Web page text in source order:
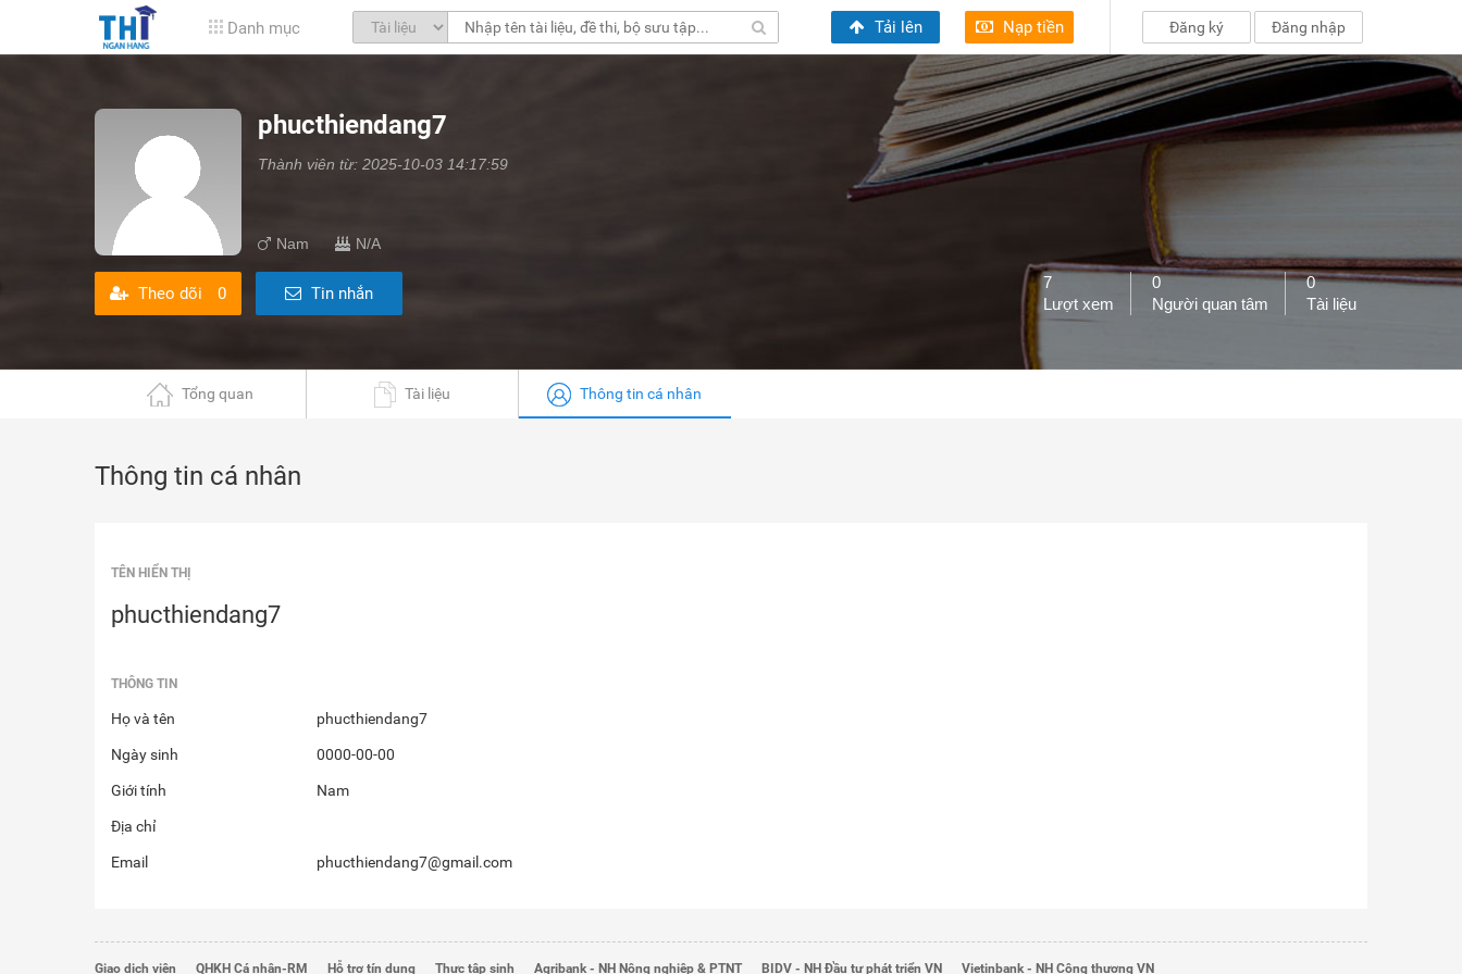
Danh mục Tải lên Nạp tiền Đăng ký Đăng nhập
phucthiendang7
Thành viên từ: 2025-10-03 14:17:59
Nam N/A
Theo dõi 0 Tin nhắn
7
Lượt xem
0
Người quan tâm
0
Tài liệu
Tổng quan Tài liệu Thông tin cá nhân
Thông tin cá nhân
TÊN HIỂN THỊ
phucthiendang7
THÔNG TIN
Họ và tên phucthiendang7
Ngày sinh 0000-00-00
Giới tính Nam
Địa chỉ
Email phucthiendang7@gmail.com
Giao dịch viên QHKH Cá nhân-RM Hỗ trợ tín dụng Thực tập sinh Agribank - NH Nông nghiệp & PTNT BIDV - NH Đầu tư phát triển VN Vietinbank - NH Công thương VN